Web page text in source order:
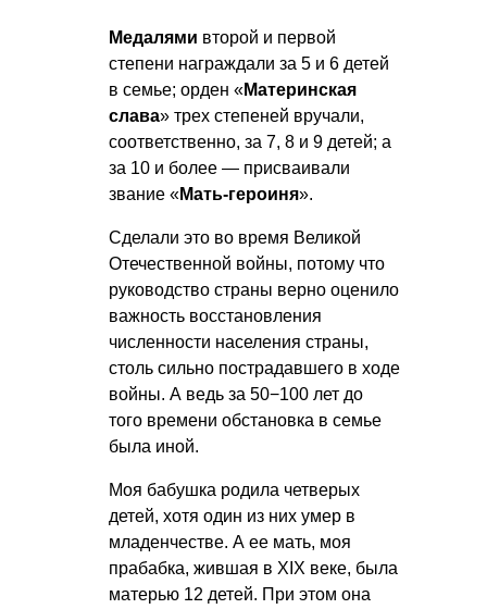
Медалями второй и первой
степени награждали за 5 и 6 детей
в семье; орден «Материнская
слава» трех степеней вручали,
соответственно, за 7, 8 и 9 детей; а
за 10 и более — присваивали
звание «Мать-героиня».
Сделали это во время Великой
Отечественной войны, потому что
руководство страны верно оценило
важность восстановления
численности населения страны,
столь сильно пострадавшего в ходе
войны. А ведь за 50−100 лет до
того времени обстановка в семье
была иной.
Моя бабушка родила четверых
детей, хотя один из них умер в
младенчестве. А ее мать, моя
прабабка, жившая в XIX веке, была
матерью 12 детей. При этом она